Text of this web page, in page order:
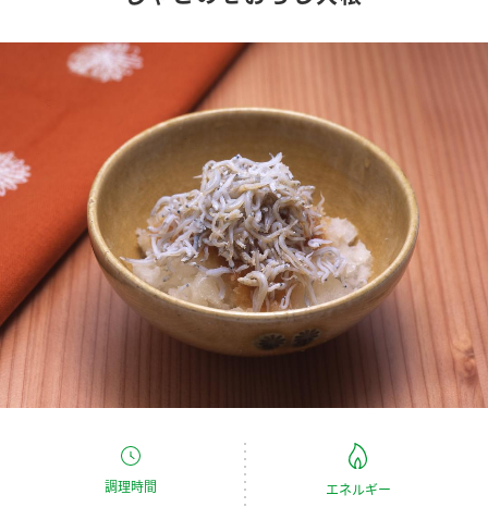
商品情報
商品カテゴリ
調味酢
お酢ドリンク ぽん酢
みりん風・料理酒 鍋用調味料
スープ 中華
キャンペーン情報
ブランド・スペシャルサイト
ブランド・スペシャルサイト トップ
商品ブランドサイト
Fibee（ファイビー）
お酢ドリンク
企業理念
ミツカンを知る
調理時間 エネルギー